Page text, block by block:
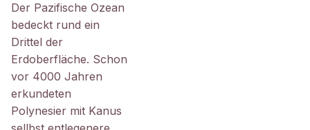
Der Pazifische Ozean
bedeckt rund ein
Drittel der
Erdoberfläche. Schon
vor 4000 Jahren
erkundeten
Polynesier mit Kanus